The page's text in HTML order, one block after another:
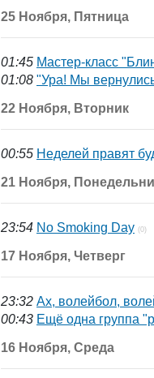
25 Ноября, Пятница
01:45 Мастер-класс
01:08 "Ура! Мы
22 Ноября, Вторник
00:55 Неделей правят
21 Ноября,
23:54 No Smoking Day (0)
17 Ноября, Четверг
23:32 Ах, волейбол,
00:43 Ещё одна группа
16 Ноября, Среда